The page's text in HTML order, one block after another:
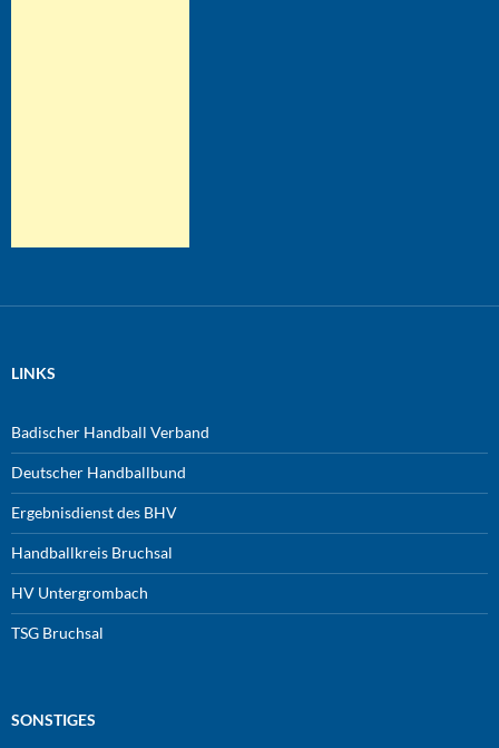
LINKS
Badischer Handball Verband
Deutscher Handballbund
Ergebnisdienst des BHV
Handballkreis Bruchsal
HV Untergrombach
TSG Bruchsal
SONSTIGES